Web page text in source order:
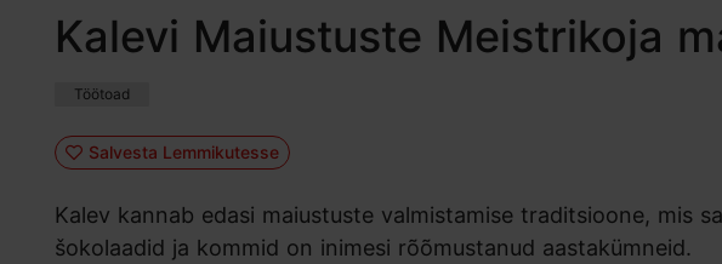
Kalevi Maiustuste Meistrikoja
Töötoad
Salvesta Lemmikutesse
Kalev kannab edasi maiustuste valmistamise traditsioone, mis
šokolaadid ja kommid on inimesi rõõmustanud aastakümneid.